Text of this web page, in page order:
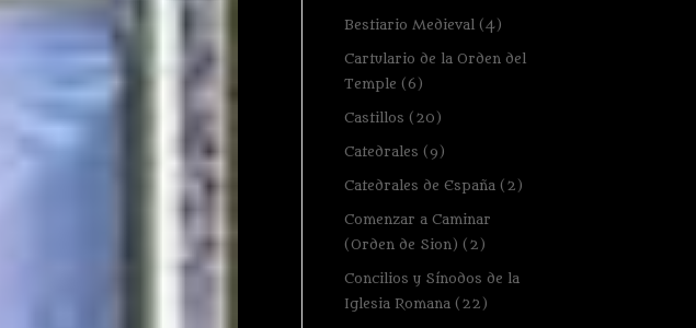
Bestiario Medieval (4)
Cartulario de la Orden del
Temple (6)
Castillos (20)
Catedrales (9)
Catedrales de España (2)
Comenzar a Caminar
(Orden de Sion) (2)
Concilios y Sínodos de la
Iglesia Romana (22)